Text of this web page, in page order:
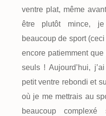
ventre plat, même
être plutôt mince,
beaucoup de sport
encore patiemment
seuls ! Aujourd’hui,
petit ventre rebondi et
où je me mettrais au
beaucoup